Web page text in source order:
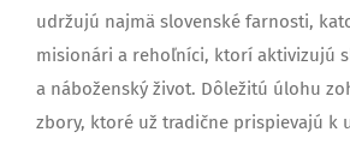
udržujú najmä slovenské farnosti,
misionári a rehoľníci, ktorí aktivizujú
a náboženský život. Dôležitú úlohu
zbory, ktoré už tradične prispievajú k